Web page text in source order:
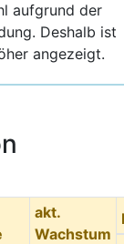
aufgrund der
Deshalb ist
angezeigt.
akt.
Wachstum